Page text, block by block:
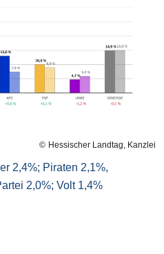
Hessischer Landtag, Kanzlei
2,4%; Piraten 2,1%,
2,0%; Volt 1,4%